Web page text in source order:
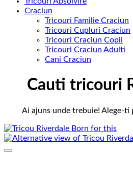
Craciun
Tricouri Familie Craciun
Tricouri Cupluri Craciun
Tricouri Craciun Copii
Tricouri Craciun Adulti
Cani Craciun
Cauti tricouri
Ai ajuns unde trebuie! Alege-ti